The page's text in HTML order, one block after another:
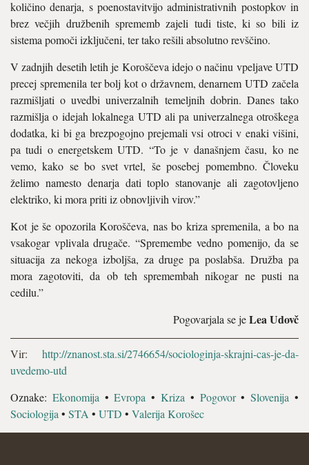
količino denarja, s poenostavitvijo administrativnih postopkov in
brez večjih družbenih sprememb zajeli tudi tiste, ki so bili iz
sistema pomoči izključeni, ter tako rešili absolutno revščino.
V zadnjih desetih letih je Koroščeva idejo o načinu vpeljave UTD
precej spremenila ter bolj kot o državnem, denarnem UTD začela
razmišljati o uvedbi univerzalnih temeljnih dobrin. Danes tako
razmišlja o idejah lokalnega UTD ali pa univerzalnega otroškega
dodatka, ki bi ga brezpogojno prejemali vsi otroci v enaki višini,
pa tudi o energetskem UTD. “To je v današnjem času, ko ne
vemo, kako se bo svet vrtel, še posebej pomembno. Človeku
želimo namesto denarja dati toplo stanovanje ali zagotovljeno
elektriko, ki mora priti iz obnovljivih virov.”
Kot je še opozorila Koroščeva, nas bo kriza spremenila, a bo na
vsakogar vplivala drugače. “Spremembe vedno pomenijo, da se
situacija za nekoga izboljša, za druge pa poslabša. Družba pa
mora zagotoviti, da ob teh spremembah nikogar ne pusti na
cedilu.”
Pogovarjala se jeLea Udovč
Vir: http://znanost.sta.si/2746654/sociologinja-skrajni-cas-je-da-
uvedemo-utd
Oznake: Ekonomija •Evropa •Kriza • Pogovor•Slovenija •
Sociologija • STA • UTD • Valerija Korošec